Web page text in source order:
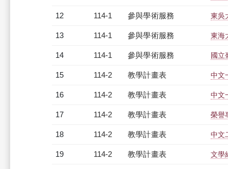
12 114-1 參與學術服務 東吳
13 114-1 參與學術服務 東海
14 114-1 參與學術服務 國立
15 114-2 教學計畫表 中文
16 114-2 教學計畫表 中文
17 114-2 教學計畫表 榮譽
18 114-2 教學計畫表 中文
19 114-2 教學計畫表 文學